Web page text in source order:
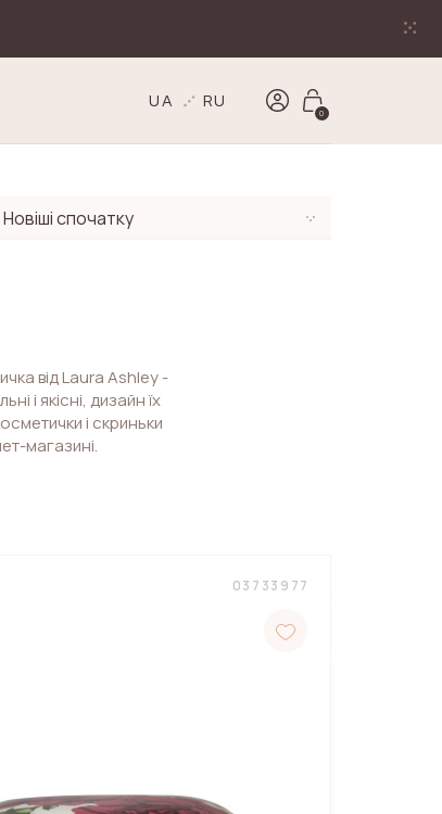
UA RU
0
від Laura Ashley -
і якісні, дизайн їх
і скриньки
магазині.
03733977